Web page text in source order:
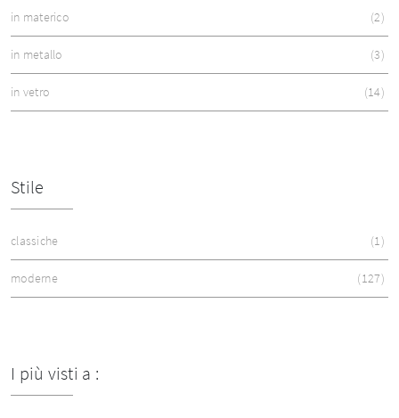
in materico 2
in metallo 3
in vetro 14
Stile
classiche 1
moderne 127
I più visti a :